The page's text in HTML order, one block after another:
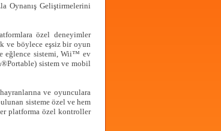
Oynanış Geliştirmelerini
özel deneyimler
ve böylece eşsiz bir oyun
eğlence sistemi, Wii™ ev
sistem ve mobil
ve oyunculara
sisteme özel ve hem
platforma özel kontroller